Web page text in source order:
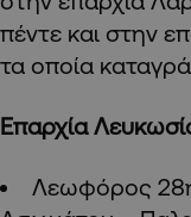
πέντε και στην
τα οποία
Επαρχία
Λεωφόρος